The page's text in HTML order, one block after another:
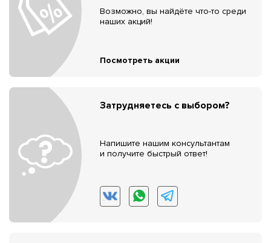
Возможно, вы найдёте что-то среди
наших акций!
Посмотреть акции
Затрудняетесь с выбором?
Напишите нашим консультантам
и получите быстрый ответ!